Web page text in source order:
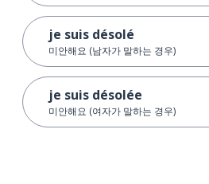
je suis désolé
미안해요 (남자가 말하는 경우)
je suis désolée
미안해요 (여자가 말하는 경우)